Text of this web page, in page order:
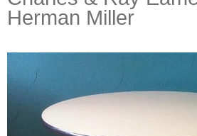
Herman Miller